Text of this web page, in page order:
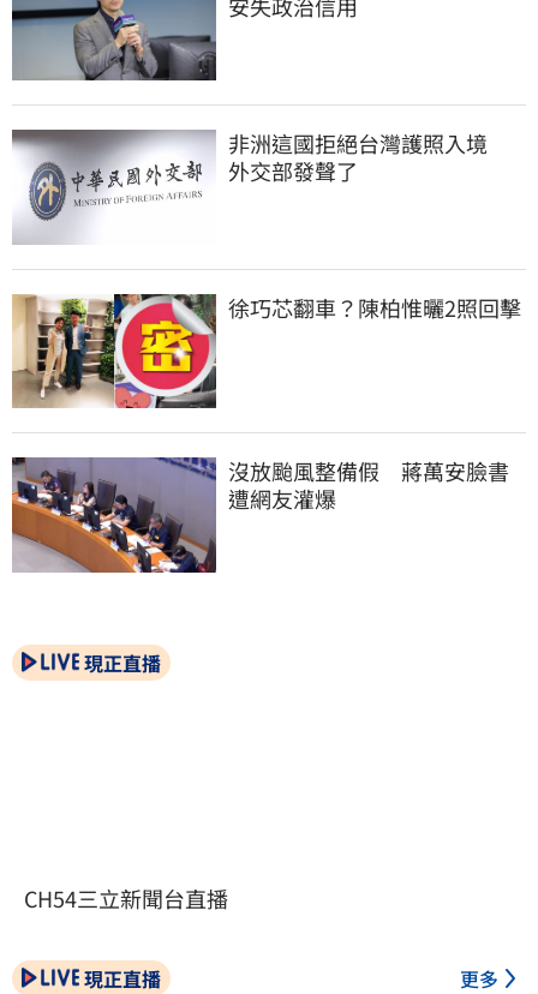
安失政治信用
非洲這國拒絕台灣護照入境
外交部發聲了
徐巧芯翻車？陳柏惟曬2照回擊
沒放颱風整備假　蔣萬安臉書
遭網友灌爆
現正直播
CH54三立新聞台直播
現正直播 更多